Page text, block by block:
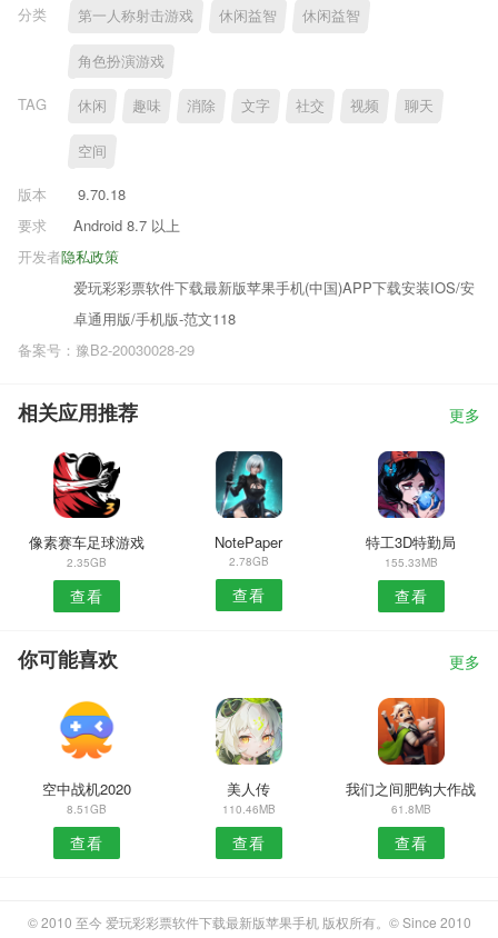
分类
第一人称射击游戏 休闲益智 休闲益智
角色扮演游戏
TAG 休闲 趣味 消除 文字 社交 视频 聊天
空间
版本
9.70.18
要求
Android 8.7 以上
隐私政策
开发者
爱玩彩彩票软件下载最新版苹果手机(中国)APP下载安装IOS/安
卓通用版/手机版-范文118
备案号：豫B2-20030028-29
相关应用推荐 更多
像素赛车足球游戏
2.35GB
查看
NotePaper
2.78GB
查看
特工3D特勤局
155.33MB
查看
你可能喜欢 更多
空中战机2020
8.51GB
查看
美人传
110.46MB
查看
我们之间肥钩大作战
61.8MB
查看
© 2010 至今 爱玩彩彩票软件下载最新版苹果手机 版权所有。© Since 2010